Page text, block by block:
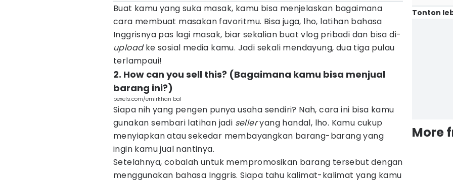
Buat kamu yang suka masak, kamu bisa menjelaskan bagaimana
cara membuat masakan favoritmu. Bisa juga, lho, latihan bahasa
Inggrisnya pas lagi masak, biar sekalian buat vlog pribadi dan bisa di-
uploadke sosial media kamu. Jadi sekali mendayung, dua tiga pulau
terlampaui!
2. How can you sell this? (Bagaimana kamu bisa menjual
barang ini?)
pexels.com/emirkhan bal
Siapa nih yang pengen punya usaha sendiri? Nah, cara ini bisa kamu
gunakan sembari latihan jadi selleryang handal, lho. Kamu cukup
menyiapkan atau sekedar membayangkan barang-barang yang
ingin kamu jual nantinya.
Setelahnya, cobalah untuk mempromosikan barang tersebut dengan
menggunakan bahasa Inggris. Siapa tahu kalimat-kalimat yang kamu
Tonton
More